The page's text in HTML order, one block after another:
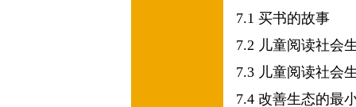
7.1 买书的故事
7.2 儿童阅读社会
7.3 儿童阅读社会
7.4 改善生态的最